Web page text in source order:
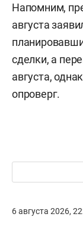
Напомним,
августа
сделки, а
августа,
опроверг.
6 августа 2026,